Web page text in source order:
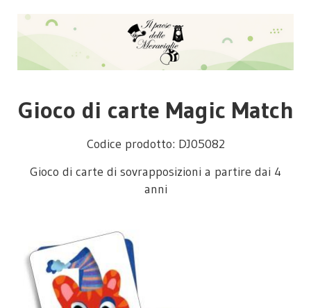
Gioco di carte Magic Match
Codice prodotto: DJ05082
Gioco di carte di sovrapposizioni a partire dai 4
anni